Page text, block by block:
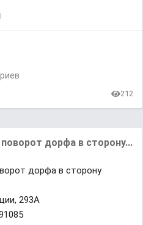
212
дорфа в сторону...
дорфа в сторону
293А